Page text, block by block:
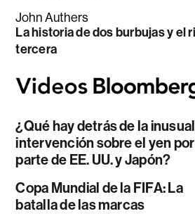
John Authers
La historia de dos burbujas y el
tercera
¿Qué hay detrás de la inusual
intervención sobre el yen por
parte de EE. UU. y Japón?
Copa Mundial de la FIFA: La
batalla de las marcas